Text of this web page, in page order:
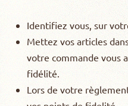
Identifiez vous, sur
Mettez vos articles
votre commande vous
fidélité.
Lors de votre